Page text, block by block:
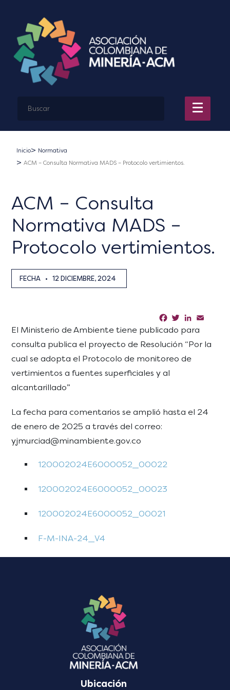
Inicio
Normativa
ACM – Consulta Normativa MADS – Protocolo vertimientos.
ACM – Consulta
Normativa MADS –
Protocolo vertimientos.
FECHA • 12 DICIEMBRE, 2024
Facebook
TwitterLinkedIn
El Ministerio de Ambiente tiene publicado para
consulta publica el proyecto de Resolución “Por la
cual se adopta el Protocolo de monitoreo de
vertimientos a fuentes superficiales y al
alcantarillado”
La fecha para comentarios se amplió hasta el 24
de enero de 2025 a través del correo:
yjmurciad@minambiente.gov.co
120002024E6000052_00022
120002024E6000052_00023
120002024E6000052_00021
F-M-INA-24_V4
Ubicación